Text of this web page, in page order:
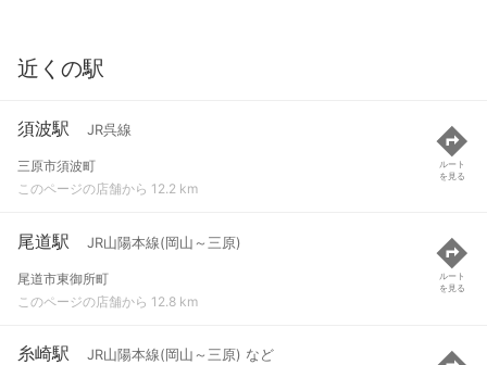
近くの駅
須波駅 JR呉線
三原市須波町
このページの店舗から 12.2 km
ルート
を見る
尾道駅 JR山陽本線(岡山～三原)
尾道市東御所町
このページの店舗から 12.8 km
ルート
を見る
糸崎駅 JR山陽本線(岡山～三原) など